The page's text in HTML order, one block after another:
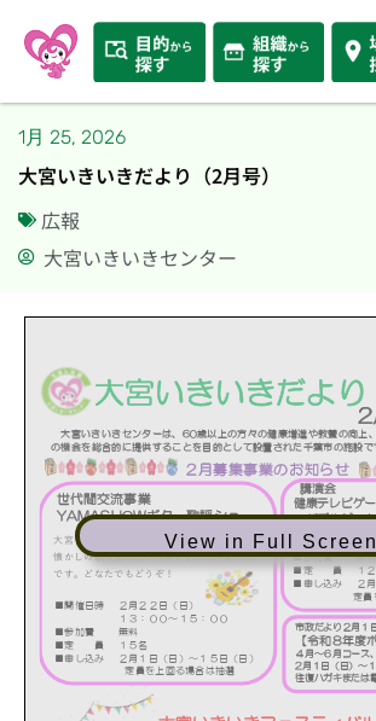
1月 25, 2026
大宮いきいきだより（2月号）
広報
大宮いきいきセンター
View in Full Screen